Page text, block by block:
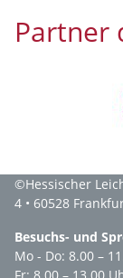
Partner
©Hessischer
4 • 60528
Besuchs- und
Mo - Do: 8.00 –